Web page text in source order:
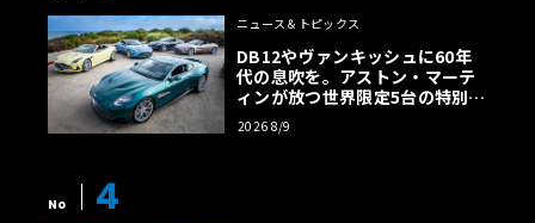
ニュース＆トピックス
DB12やヴァンキッシュに60年
代の息吹を。アストン・マーテ
ィンが放つ世界限定5台の特別コ
レクション
2026 8/9
No 4